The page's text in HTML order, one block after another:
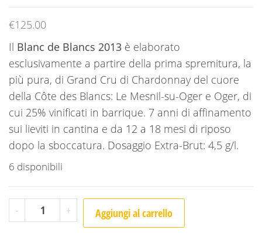
€125.00
Il Blanc de Blancs 2013 è elaborato
esclusivamente a partire della prima spremitura, la
più pura, di Grand Cru di Chardonnay del cuore
della Côte des Blancs: Le Mesnil-su-Oger e Oger, di
cui 25% vinificati in barrique. 7 anni di affinamento
sui lieviti in cantina e da 12 a 18 mesi di riposo
dopo la sboccatura. Dosaggio Extra-Brut: 4,5 g/l.
6 disponibili
- Bruno Paillard - Millesimato 2013 con confezione quantità
+ Aggiungi al carrello